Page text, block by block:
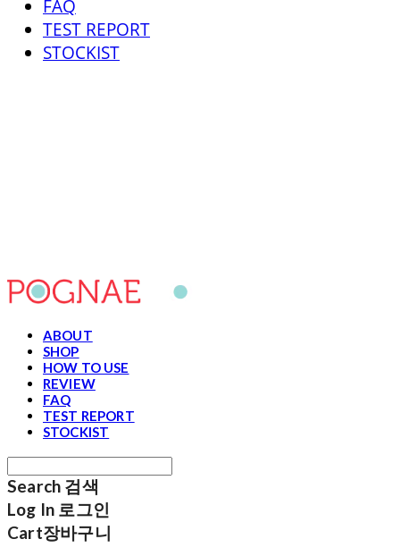
FAQ
TEST REPORT
STOCKIST
ABOUT
SHOP
HOW TO USE
REVIEW
FAQ
TEST REPORT
STOCKIST
Search 검색
Log In 로그인
Cart장바구니